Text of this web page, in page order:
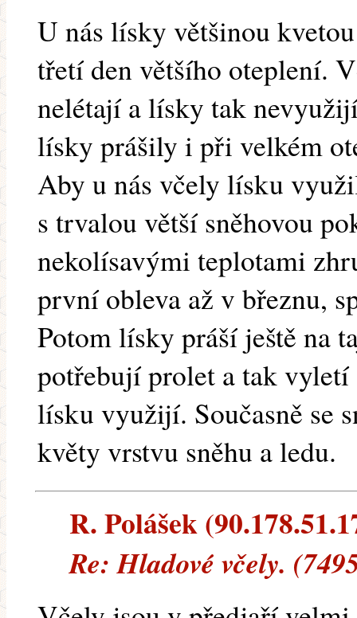
U nás lísky většinou
třetí den většího oteplení.
nelétají a lísky tak
lísky prášily i při velkém
Aby u nás včely lísku
s trvalou větší sněhovou
nekolísavými teplotami
první obleva až v březnu,
Potom lísky práší ještě na
potřebují prolet a tak vyletí
lísku využijí. Současně se
květy vrstvu sněhu a ledu.
R. Polášek
Re: Hladové včely.